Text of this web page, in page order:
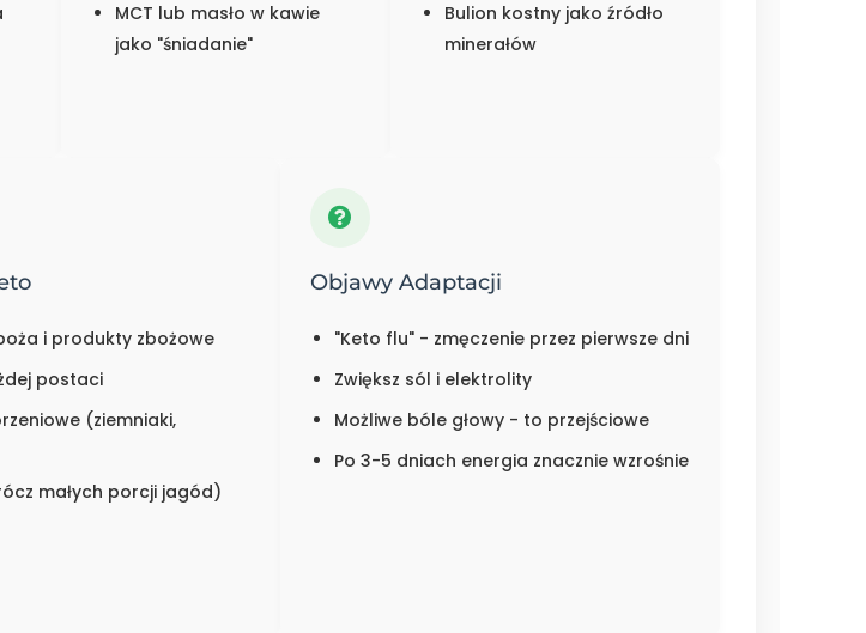
MCT lub masło w kawie
jako "śniadanie"
Bulion kostny jako źródło
minerałów
i produkty zbożowe
postaci
(ziemniaki,
małych porcji jagód)
Objawy Adaptacji
"Keto flu" - zmęczenie przez pierwsze dni
Zwiększ sól i elektrolity
Możliwe bóle głowy - to przejściowe
Po 3-5 dniach energia znacznie wzrośnie